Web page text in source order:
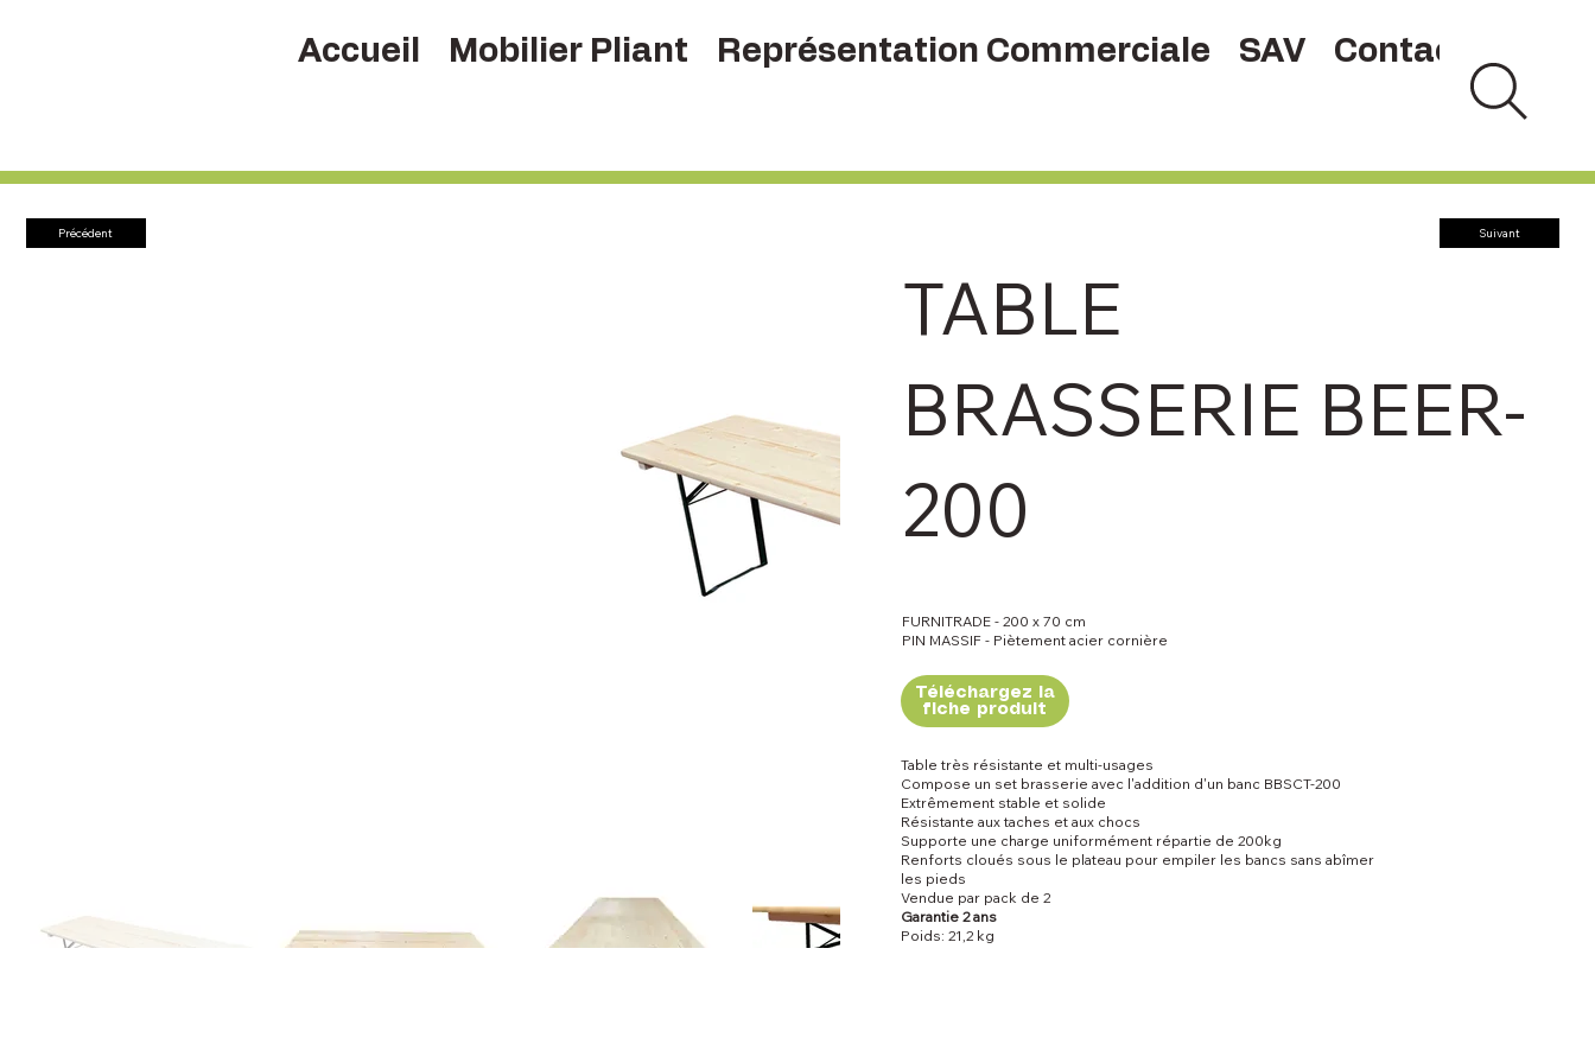
Accueil Mobilier Pliant Représentation Commerciale SAV Contact
TABLE
BRASSERIE BEER-
200
FURNITRADE - 200 x 70 cm
PIN MASSIF - Piètement acier cornière
Téléchargez la
fiche produit
Table très résistante et multi-usages
Compose un set brasserie avec l'addition d'un banc BBSCT-200
Extrêmement stable et solide
Résistante aux taches et aux chocs
Supporte une charge uniformément répartie de 200kg
Renforts cloués sous le plateau pour empiler les bancs sans abîmer
les pieds
Vendue par pack de 2
Garantie 2 ans
Poids: 21,2 kg
Suivant